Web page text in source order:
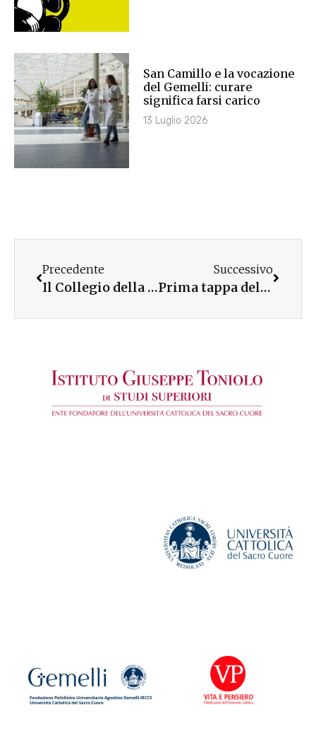
San Camillo e la vocazione
del Gemelli: curare
significa farsi carico
13 Luglio 2026
Precedente
Il Collegio della Guastalla a Monza ospita la mostra su Armida Barelli
Successivo
Prima tappa della mostra su Armida Barelli in diocesi di Ugento-S.Maria di Leuca